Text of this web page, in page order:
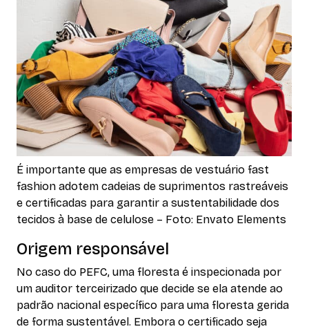
É importante que as empresas de vestuário fast
fashion adotem cadeias de suprimentos rastreáveis
e certificadas para garantir a sustentabilidade dos
tecidos à base de celulose – Foto: Envato Elements
Origem responsável
No caso do PEFC, uma floresta é inspecionada por
um auditor terceirizado que decide se ela atende ao
padrão nacional específico para uma floresta gerida
de forma sustentável. Embora o certificado seja